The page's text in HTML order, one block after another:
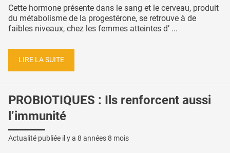
Cette hormone présente dans le sang et le cerveau, produit
du métabolisme de la progestérone, se retrouve à de
faibles niveaux, chez les femmes atteintes d’ ...
LIRE LA SUITE
PROBIOTIQUES : Ils renforcent aussi
l’immunité
Actualité publiée il y a 8 années 8 mois